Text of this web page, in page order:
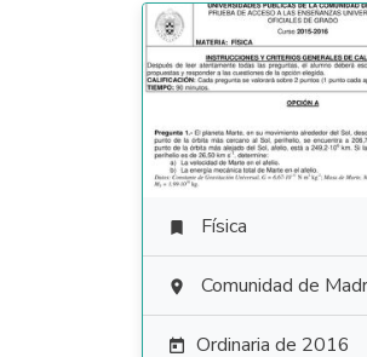
 Física
 Comunidad de
 Ordinaria de 2016